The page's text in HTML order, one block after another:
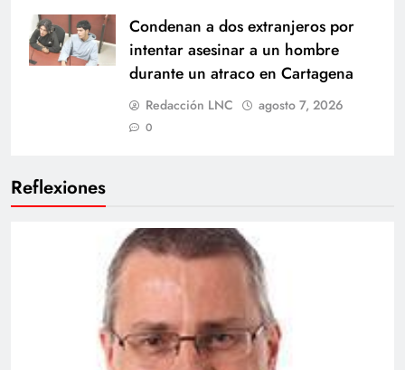
Reflexiones
Condenan a dos extranjeros por
intentar asesinar a un hombre
durante un atraco en Cartagena
Redacción LNC agosto 7, 2026
0